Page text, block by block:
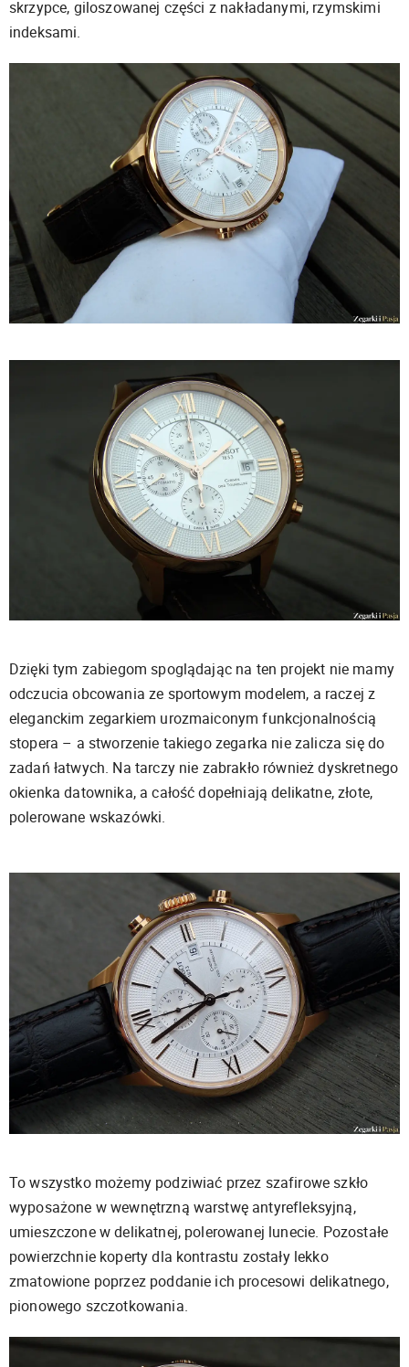
skrzypce, giloszowanej części z nakładanymi, rzymskimi
indeksami.
Dzięki tym zabiegom spoglądając na ten projekt nie mamy
odczucia obcowania ze sportowym modelem, a raczej z
eleganckim zegarkiem urozmaiconym funkcjonalnością
stopera – a stworzenie takiego zegarka nie zalicza się do
zadań łatwych. Na tarczy nie zabrakło również dyskretnego
okienka datownika, a całość dopełniają delikatne, złote,
polerowane wskazówki.
To wszystko możemy podziwiać przez szafirowe szkło
wyposażone w wewnętrzną warstwę antyrefleksyjną,
umieszczone w delikatnej, polerowanej lunecie. Pozostałe
powierzchnie koperty dla kontrastu zostały lekko
zmatowione poprzez poddanie ich procesowi delikatnego,
pionowego szczotkowania.